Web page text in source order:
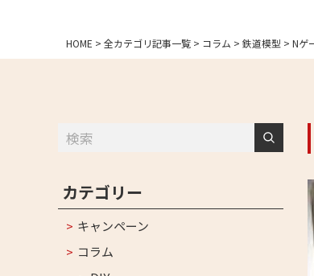
HOME > 全カテゴリ記事一覧 > コラム > 鉄道模型 > Nゲ
カテゴリー
キャンペーン
コラム